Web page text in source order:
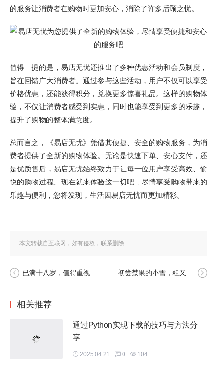
的服务让消费者在购物时更加安心，消除了许多后顾之忧。
值得一提的是，易店无忧还推出了多种优惠活动和会员制度，
旨在回馈广大消费者。通过参与这些活动，用户不仅可以享受
价格优惠，还能获得积分，兑换更多惊喜礼品。这样的购物体
验，不仅让消费者感受到实惠，同时也能享受到更多的乐趣，
提升了购物的整体满意度。
总而言之，《易店无忧》凭借其便捷、安全的购物服务，为消
费者提供了全新的购物体验。无论是快速下单、安心支付，还
是优质售后，易店无忧始终致力于让每一位用户享受高效、愉
悦的购物过程。现在就来体验这一切吧，尽情享受购物带来的
乐趣与便利，您将发现，生活因易店无忧而更加精彩。
本文转载自互联网，如有侵权，联系删除
已满十八岁，值得重视的是佩戴好耳机的重要性 初尝禁果的小雪，粗又大中国地图的奇妙旅程
相关推荐
通过Python实现下载的技巧与方法分
享
2025.04.21 0 104